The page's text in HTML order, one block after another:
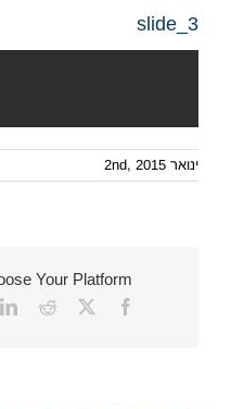
slide_3
ינואר 2nd, 2015
Your Platform!
Facebook
X
Reddit